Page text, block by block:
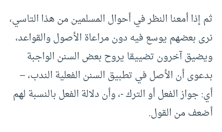
ثم إذا أمعنا النظر في أحوال المسلمين من هذا التاسي،
نرى بعضهم يوسع فيه دون مراعاة الأصول والقواعد،
ويضيق آخرون تضييقا يروح بعض السنن الواجبة
بدعوى أن الأصل في تطبيق السنن الفعلية الندب، –
أي: جواز الفعل أو الترك -، وأن دلالة الفعل بالنسبة لهم
أضعف من القول.